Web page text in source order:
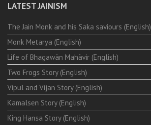
LATEST JAINISM
The Jain Monk and his Saka saviours (English)
Monk Metarya (English)
Life of Bhagawän Mahävir (English)
Two Frogs Story (English)
Vipul and Vijan Story (English)
Kamalsen Story (English)
King Hansa Story (English)